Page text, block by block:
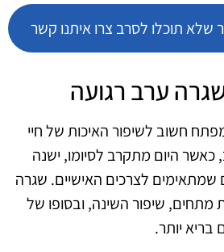
תוכלו לסרב צרו איתנו קשר
ערב רגועה
חשוב לשיפור האיכות של חיי
כאשר היום מתקרב לסיומו, ישנה
לצרכים האישיים. שגרה
מתחים, שיפור השינה, ובסופו של
בריא יותר.